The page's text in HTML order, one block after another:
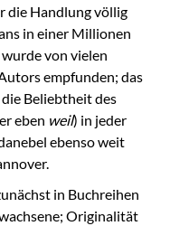
die Handlung völlig
in einer Millionen
von vielen
empfunden; das
Beliebtheit des
eben weil) in jeder
ebenso weit
in Buchreihen
Originalität